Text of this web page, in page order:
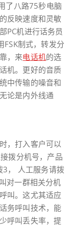
了八路75秒电脑
反映速度和灵敏
PC机进行话务员
FSK制式，转发分
，来电话机的选
机。更好的音质
中传输的噪音和
论是内外线通
，打入客户可以
拨分机号，产品
3， 人工服务请拨
对一群相关分机
叫。这尤其适应
务呼叫技术，能
呼叫丢失率，提